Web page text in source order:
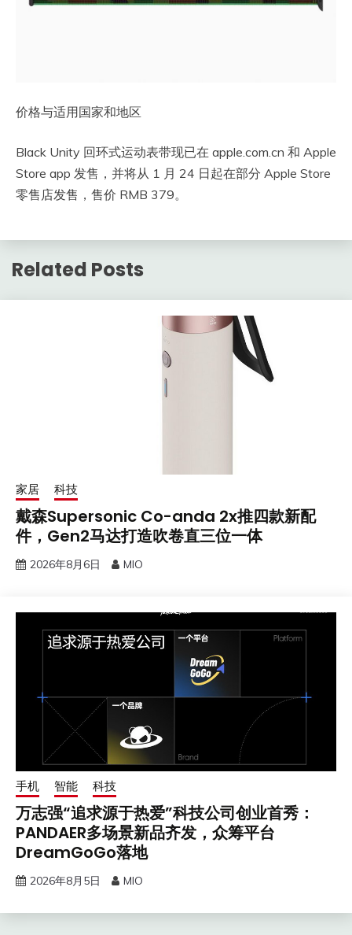
价格与适用国家和地区
Black Unity 回环式运动表带现已在 apple.com.cn 和 Apple
Store app 发售，并将从 1 月 24 日起在部分 Apple Store
零售店发售，售价 RMB 379。
Related Posts
家居 科技
戴森Supersonic Co-anda 2x推四款新配
件，Gen2马达打造吹卷直三位一体
2026年8月6日 MIO
手机 智能 科技
万志强“追求源于热爱”科技公司创业首秀：
PANDAER多场景新品齐发，众筹平台
DreamGoGo落地
2026年8月5日 MIO